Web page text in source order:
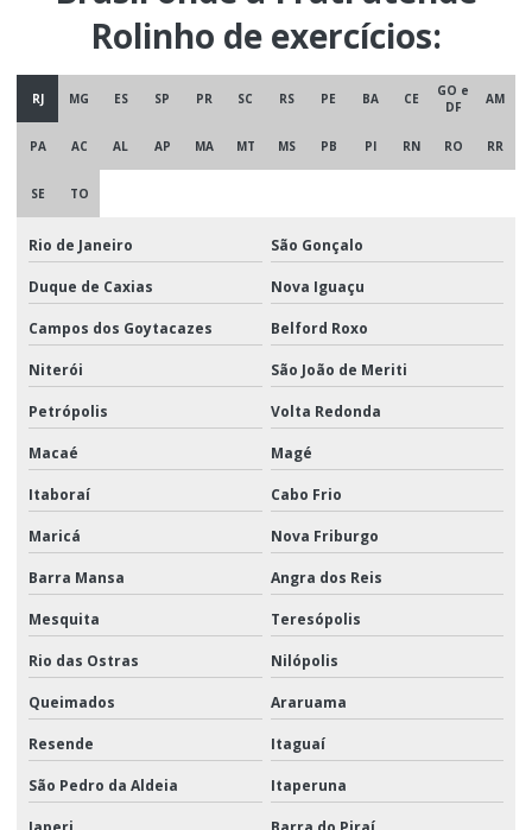
Rolinho de exercícios:
RJ MG ES SP PR SC RS PE BA CE
GO e
DF
AM
PA AC AL AP MA MT MS PB PI RN RO RR
SE TO
Rio de Janeiro São Gonçalo
Duque de Caxias Nova Iguaçu
Campos dos Goytacazes Belford Roxo
Niterói São João de Meriti
Petrópolis Volta Redonda
Macaé Magé
Itaboraí Cabo Frio
Maricá Nova Friburgo
Barra Mansa Angra dos Reis
Mesquita Teresópolis
Rio das Ostras Nilópolis
Queimados Araruama
Resende Itaguaí
São Pedro da Aldeia Itaperuna